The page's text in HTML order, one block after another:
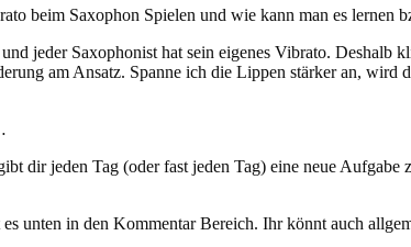
beim Saxophon Spielen und wie kann man es lernen
jeder Saxophonist hat sein eigenes Vibrato. Deshalb
am Ansatz. Spanne ich die Lippen stärker an, wird
dir jeden Tag (oder fast jeden Tag) eine neue
unten in den Kommentar Bereich. Ihr könnt auch